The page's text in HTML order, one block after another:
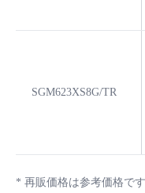
SGM623XS8G/TR
* 再販価格は参考価格で